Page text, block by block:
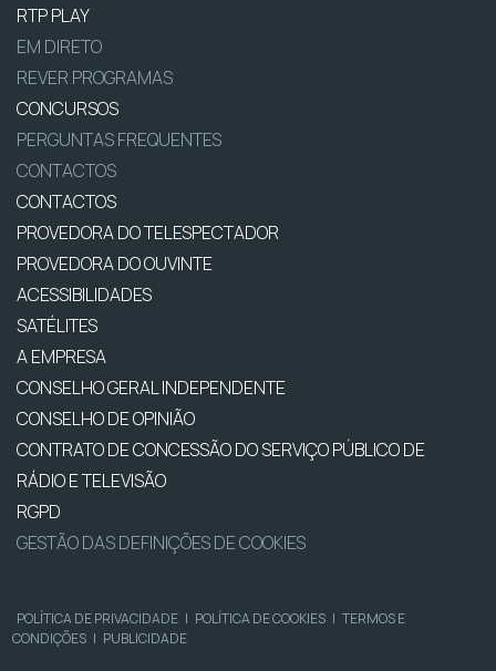
RTP PLAY
EM DIRETO
REVER PROGRAMAS
CONCURSOS
PERGUNTAS FREQUENTES
CONTACTOS
CONTACTOS
PROVEDORA DO TELESPECTADOR
PROVEDORA DO OUVINTE
ACESSIBILIDADES
SATÉLITES
A EMPRESA
CONSELHO GERAL INDEPENDENTE
CONSELHO DE OPINIÃO
CONTRATO DE CONCESSÃO DO SERVIÇO PÚBLICO DE
RÁDIO E TELEVISÃO
RGPD
GESTÃO DAS DEFINIÇÕES DE COOKIES
POLÍTICA DE PRIVACIDADE | POLÍTICA DE COOKIES | TERMOS E
CONDIÇÕES | PUBLICIDADE